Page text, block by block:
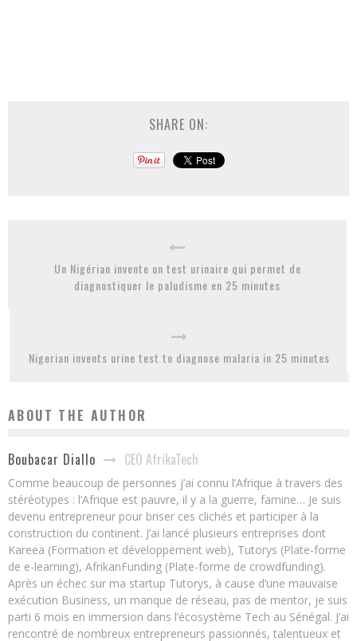
SHARE ON:
Un Nigérian invente un test urinaire qui permet de
diagnostiquer le paludisme en 25 minutes
Nigerian invents urine test to diagnose malaria in 25 minutes
ABOUT THE AUTHOR
Boubacar Diallo CEO AfrikaTech
Comme beaucoup de personnes j’ai connu l’Afrique à travers des
stéréotypes : l’Afrique est pauvre, il y a la guerre, famine… Je suis
devenu entrepreneur pour briser ces clichés et participer à la
construction du continent. J’ai lancé plusieurs entreprises dont
Kareea (Formation et développement web), Tutorys (Plate-forme
de e-learning), AfrikanFunding (Plate-forme de crowdfunding).
Après un échec sur ma startup Tutorys, à cause d’une mauvaise
exécution Business, un manque de réseau, pas de mentor, je suis
parti 6 mois en immersion dans l’écosystème Tech au Sénégal. J’ai
rencontré de nombreux entrepreneurs passionnés, talentueux et